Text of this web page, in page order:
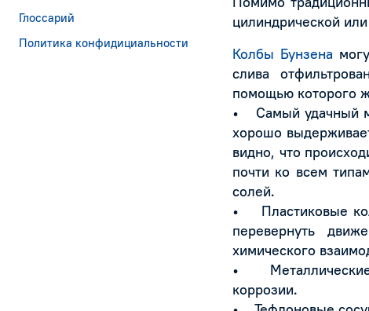
Глоссарий
Политика конфидициальности
цилиндрической
Колбы Бунзена
слива
помощью которого
• Самый удачный
хорошо
видно, что
почти ко всем
солей.
• Пластиковые
перевернуть
химического
• Металлические
коррозии.